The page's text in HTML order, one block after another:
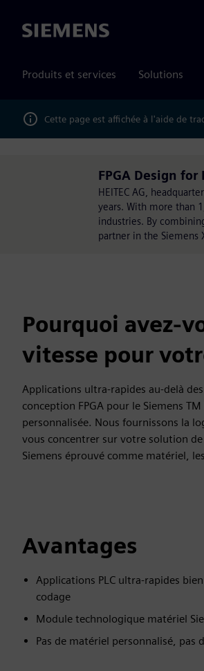
Siemens
Produits et services Solutions
Cette page est affichée à l'aide de
FPGA Design
HEITEC AG,
years. With more than
industries. By
partner in the Siemens
Pourquoi avez-
vitesse pour
Applications ultra-rapides au-delà
conception FPGA pour le Siemens
personnalisée. Nous fournissons la
vous concentrer sur votre solution
Siemens éprouvé comme matériel,
Avantages
Applications PLC ultra-rapides
codage
Module technologique matériel
Pas de matériel personnalisé,